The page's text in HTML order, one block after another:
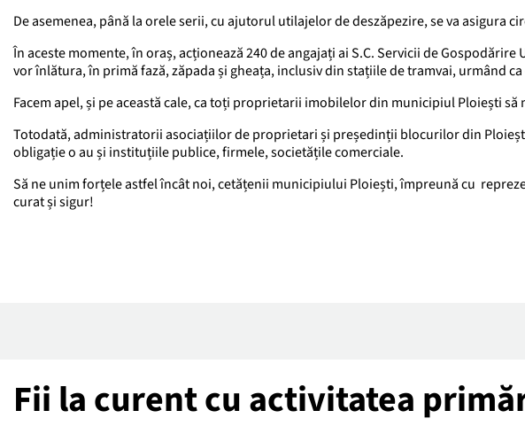
De asemenea, până la orele serii, cu ajutorul utilajelor de deszăpezire, se va asigura
În aceste momente, în oraș, acționează 240 de angajați ai S.C. Servicii de
vor înlătura, în primă fază, zăpada și gheața, inclusiv din stațiile de tramvai, urmând
Facem apel, și pe această cale, ca toți proprietarii imobilelor din municipiul Ploiești
Totodată, administratorii asociațiilor de proprietari și președinții blocurilor din
obligație o au și instituțiile publice, firmele, societățile comerciale.
Să ne unim forțele astfel încât noi, cetățenii municipiului Ploiești, împreună cu
curat și sigur!
Fii la curent cu activitatea